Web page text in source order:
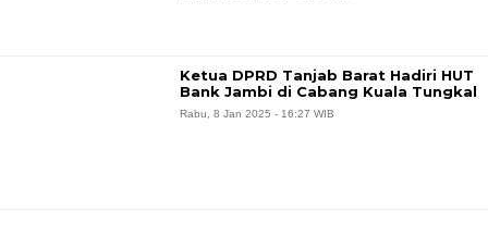
Ketua DPRD Tanjab Barat Hadiri HUT
Bank Jambi di Cabang Kuala Tungkal
Rabu, 8 Jan 2025 - 16:27 WIB